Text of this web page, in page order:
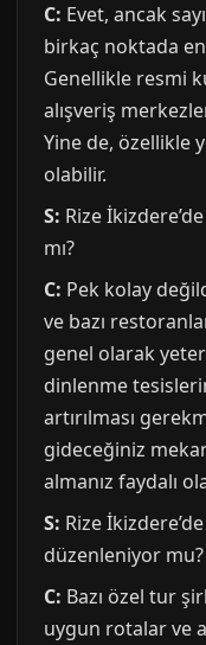
C: Evet, ancak
birkaç noktada
Genellikle resmi
alışveriş
Yine de, özellikle
olabilir.
S: Rize
mı?
C: Pek kolay
ve bazı
genel olarak
dinlenme
artırılması
gideceğiniz
almanız faydalı
S: Rize
düzenleniyor mu?
C: Bazı özel tur
uygun rotalar ve